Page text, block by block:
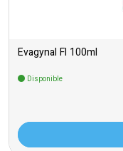
Evagynal Fl 100ml
Disponible